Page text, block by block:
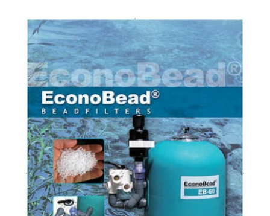
Plage
de
prix :
949,00 €
à
2185,00 €
produit
a
plusieurs
variations.
options
peuvent
être
choisies
sur
la